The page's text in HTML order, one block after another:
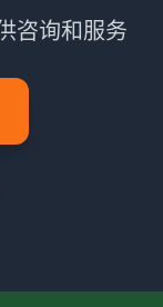
咨询和服务